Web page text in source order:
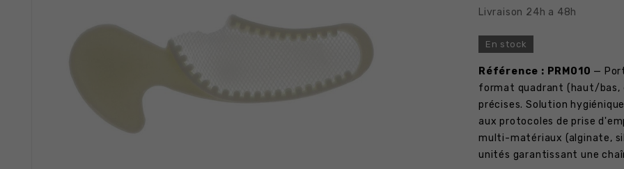
Livraison 24h a 48h
En stock
Référence : PRM010 —
format quadrant (haut/bas,
précises. Solution
aux protocoles de prise
multi-matériaux (alginate,
unités garantissant une